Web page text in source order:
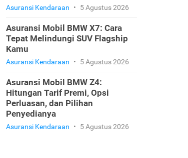
Asuransi Kendaraan • 5 Agustus 2026
Asuransi Mobil BMW X7: Cara
Tepat Melindungi SUV Flagship
Kamu
Asuransi Kendaraan • 5 Agustus 2026
Asuransi Mobil BMW Z4:
Hitungan Tarif Premi, Opsi
Perluasan, dan Pilihan
Penyedianya
Asuransi Kendaraan • 5 Agustus 2026